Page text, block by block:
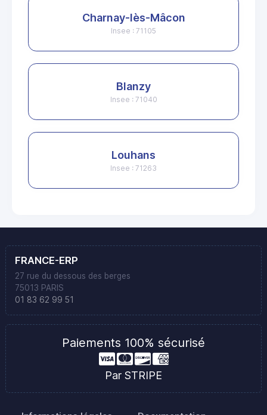
Charnay-lès-Mâcon
Insee : 71105
Blanzy
Insee : 71040
Louhans
Insee : 71263
FRANCE-ERP
27 rue du dessous des berges
75013 PARIS
01 83 62 99 51
Paiements 100% sécurisé
Par STRIPE